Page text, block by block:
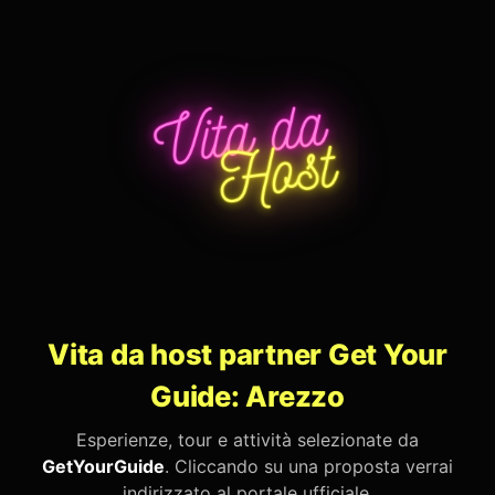
Vita da host partner Get Your
Guide: Arezzo
Esperienze, tour e attività selezionate da
GetYourGuide. Cliccando su una proposta verrai